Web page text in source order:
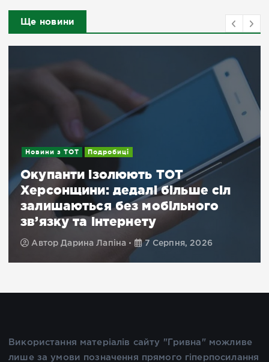
Ще новини
Херсонщина пережила чергову
добу масованих атак: поранені
32 людини, серед них дитина
АвторХрабан Діана 7 Серпня, 2026
Використання матеріалів сайту "Гривна" можливе
лише за умови позначення прямого гіперпосилання